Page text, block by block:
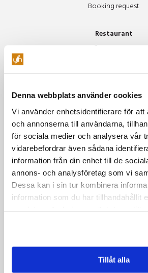
Denna webbplats använder cookies
Vi använder enhetsidentifierare för att
och annonserna till användarna,
för sociala medier och analysera vår
vidarebefordrar även sådana
information från din enhet till de
annons- och analysföretag som vi
Dessa kan i sin tur kombinera
information som du har tillhandahållit
Tillåt alla
Booking request
Restaurant
Äpplet Menu
Our environmental policy
Green Meetings
Greener food and
Green traveling
About us
Styrelsen
House of Metal
Contact